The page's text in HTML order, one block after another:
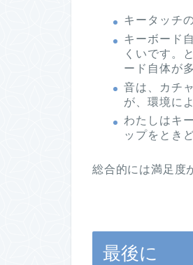
キータッチ
キーボード
くいです。
ード自体が
音は、カチ
が、環境に
わたしはキ
ップをとき
総合的には満足度
最後に